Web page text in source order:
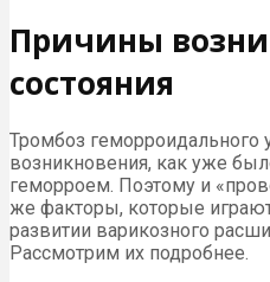
Причины
состояния
Тромбоз геморроидального
возникновения, как уже
геморроем. Поэтому и
же факторы, которые
развитии варикозного
Рассмотрим их подробнее.